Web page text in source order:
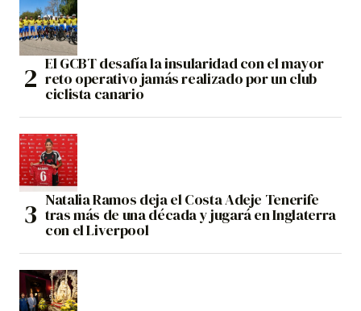
El GCBT desafía la insularidad con el mayor
reto operativo jamás realizado por un club
ciclista canario
Natalia Ramos deja el Costa Adeje Tenerife
tras más de una década y jugará en Inglaterra
con el Liverpool